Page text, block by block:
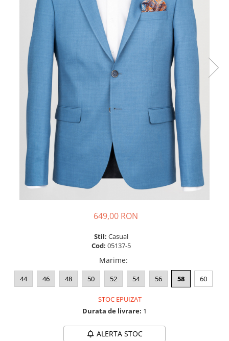
649,00 RON
Stil: Casual
Cod: 05137-5
Marime:
44 46 48 50 52 54 56 58 60
STOC EPUIZAT
Durata de livrare: 1
ALERTA STOC